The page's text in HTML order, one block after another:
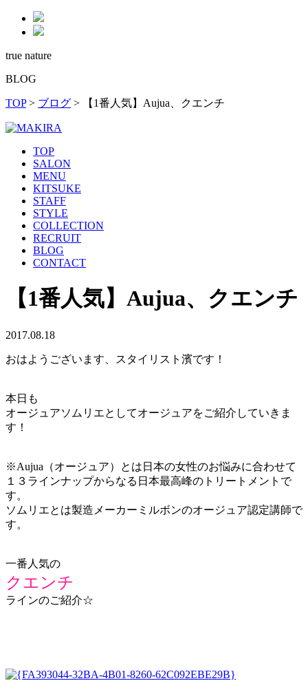
true nature
BLOG
TOP> ブログ > 【1番人気】Aujua、クエンチ
TOP
SALON
MENU
KITSUKE
STAFF
STYLE
COLLECTION
RECRUIT
BLOG
CONTACT
【1番人気】Aujua、クエンチ
2017.08.18
おはようございます、スタイリスト濱です！
本日も
オージュアソムリエとしてオージュアをご紹介していきま
す！
※Aujua（オージュア）とは日本の女性のお悩みに合わせて
１３ラインナップからなる日本最高峰のトリートメントで
す。
ソムリエとは製造メーカーミルボンのオージュア認定講師で
す。
一番人気の
クエンチ
ラインのご紹介☆